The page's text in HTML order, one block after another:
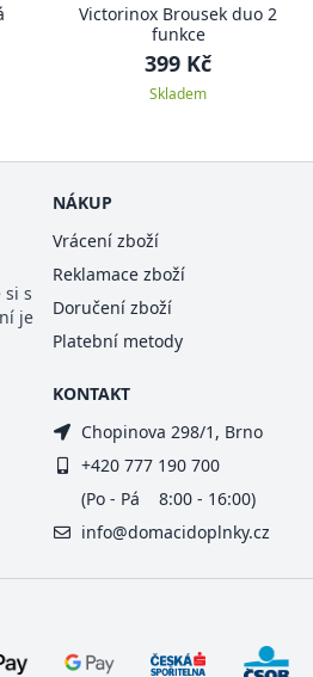
Victorinox Brousek duo 2
funkce
399 Kč
Skladem
si s
je
NÁKUP
Vrácení zboží
Reklamace zboží
Doručení zboží
Platební metody
KONTAKT
Chopinova 298/1, Brno
+420 777 190 700
(Po - Pá 8:00 - 16:00)
info@domacidoplnky.cz